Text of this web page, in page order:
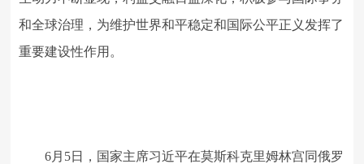
和全球治理，为维护世界和平稳定和国际公平正义发挥了
重要建设性作用。
6月5日，国家主席习近平在莫斯科克里姆林宫同俄罗